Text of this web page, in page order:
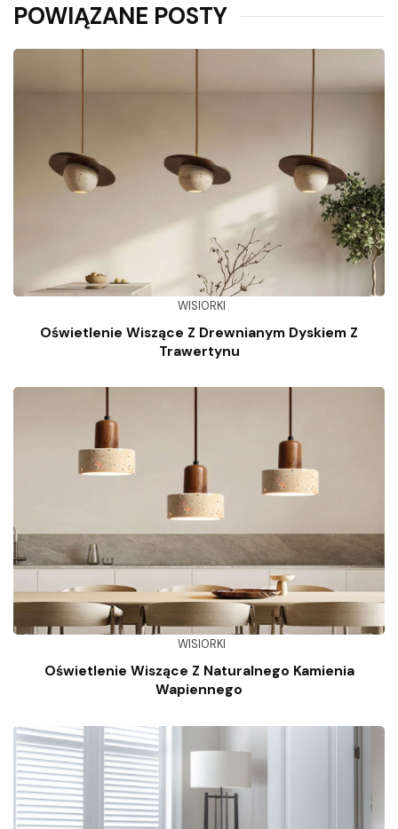
POWIĄZANE POSTY
WISIORKI
Oświetlenie Wiszące Z Drewnianym Dyskiem Z
Trawertynu
WISIORKI
Oświetlenie Wiszące Z Naturalnego Kamienia
Wapiennego